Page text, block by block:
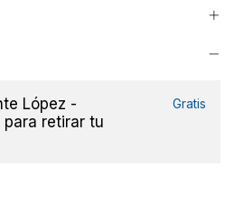
López -
para retirar tu
Gratis